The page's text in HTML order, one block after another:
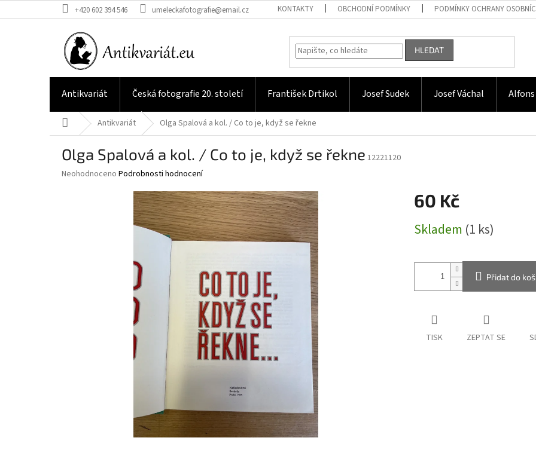
na
+420 602 394 546 umeleckafotografie@email.cz KONTAKTY OBCHODNÍ PODMÍNKY PODMÍNKY OCHRANY
HLEDAT
Antikvariát Česká fotografie 20. století František Drtikol Josef Sudek Josef Váchal Alfons
Domů Antikvariát Olga Spalová a kol. / Co to je, když se řekne
Olga Spalová a kol. / Co to je, když se řekne 12221120
Průměrné
Neohodnoceno Podrobnosti hodnocení
60 Kč
cena:
Skladem (1 ks)
Přidat do
TISK ZEPTAT SE